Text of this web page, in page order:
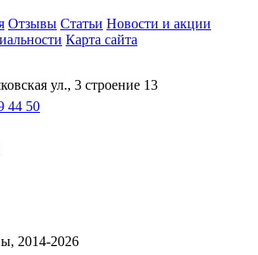
Отзывы Статьи Новости и акции
Карта сайта
ул., 3 строение 13
44 50
2014-2026